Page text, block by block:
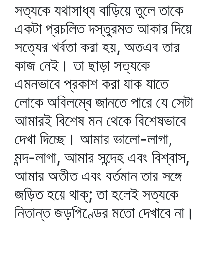
সত্যকে যথাসাধ্য বাড়িয়ে তুলে তাকে
একটা প্রচলিত দস্তুরমত আকার দিয়ে
সত্যের খর্বতা করা হয়, অতএব তার
কাজ নেই। তা ছাড়া সত্যকে
এমনভাবে প্রকাশ করা যাক যাতে
লোকে অবিলম্বে জানতে পারে যে সেটা
আমারই বিশেষ মন থেকে বিশেষভাবে
দেখা দিচ্ছে। আমার ভালো-লাগা,
মন্দ-লাগা, আমার সন্দেহ এবং বিশ্বাস,
আমার অতীত এবং বর্তমান তার সঙ্গে
জড়িত হয়ে থাক্‌; তা হলেই সত্যকে
নিতান্ত জড়পিণ্ডের মতো দেখাবে না।